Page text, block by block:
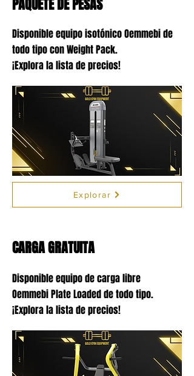
PAQUETE DE PESAS
Disponible equipo isotónico Oemmebi de
todo tipo con Weight Pack.
¡Explora la lista de precios!
Explorar
CARGA GRATUITA
Disponible equipo de carga libre
Oemmebi Plate Loaded de todo tipo.
¡Explora la lista de precios!